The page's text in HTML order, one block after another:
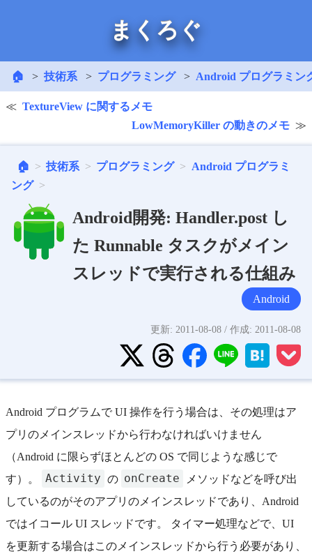
まくろぐ
🏠 技術系 プログラミング Android プログラミン
TextureView に関するメモ
LowMemoryKiller の動きのメモ
🏠 技術系 プログラミング
Android プログラミ
ング
Android開発: Handler.post し
た Runnable タスクがメイン
スレッドで実行される仕組み
Android
更新: 2011-08-08 / 作成: 2011-08-08
Android プログラムで UI 操作を行う場合は、その処理はア
プリのメインスレッドから行わなければいけません
（Android に限らずほとんどの OS で同じような感じで
す）。
Activity の onCreate
メソッドなどを呼び出
しているのがそのアプリのメインスレッドであり、Android
ではイコール UI スレッドです。 タイマー処理などで、UI
を更新する場合はこのメインスレッドから行う必要があり、